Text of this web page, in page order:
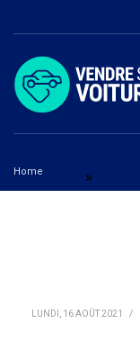
Home »
LUNDI, 16 AOÛT 2021 /